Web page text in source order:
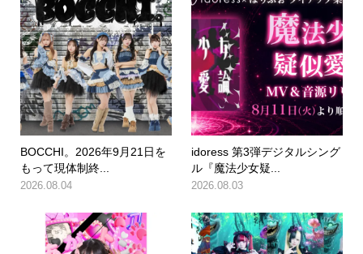
BOCCHI。2026年9月21日を
もって現体制終...
2026.08.04
idoress 第3弾デジタルシング
ル『魔法少女疑...
2026.08.03